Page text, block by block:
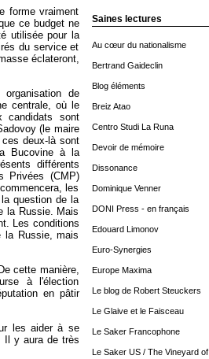
Saines lectures
Au cœur du nationalisme
Bertrand Gaideclin
Blog éléments
Breiz Atao
Centro Studi La Runa
Devoir de mémoire
Dissonance
Dominique Venner
DONI Press - en français
Edouard Limonov
Euro-Synergies
Europe Maxima
Le blog de Robert Steuckers
Le Glaive et le Faisceau
Le Saker Francophone
Le Saker US / The Vineyard of
forme vraiment
ce budget ne
utilisée pour la
du service et
éclateront,
de
centrale, où le
candidats sont
(le maire
deux-là sont
Bucovine à la
différents
Privées (CMP)
les
question de la
la Russie. Mais
Les conditions
la Russie, mais
cette manière,
à l'élection
en pâtir
les aider à se
Il y aura de très